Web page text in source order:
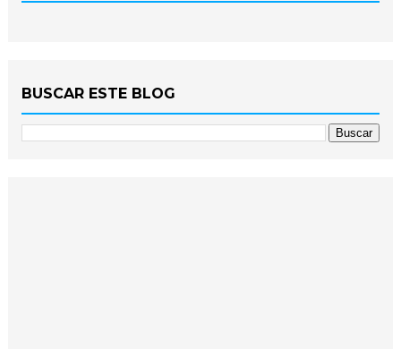
BUSCAR ESTE BLOG